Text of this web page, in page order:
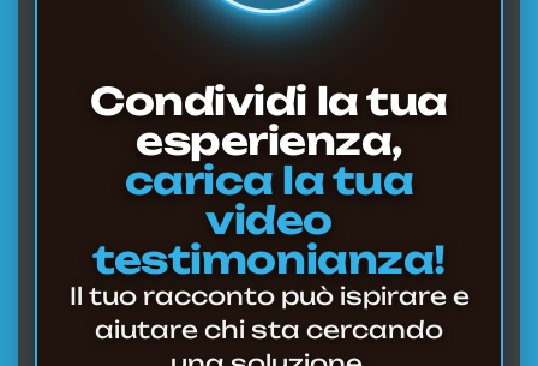
Condividi la tua
esperienza,
carica la tua
video
testimonianza!
Il tuo racconto può ispirare e
aiutare chi sta cercando